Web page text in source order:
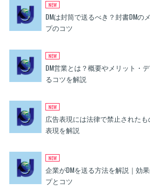
DMは封筒で送るべき？封書DMの
プのコツ
DM営業とは？概要やメリット・
るコツを解説
広告表現には法律で禁止された
表現を解説
企業がDMを送る方法を解説｜効
プとコツ